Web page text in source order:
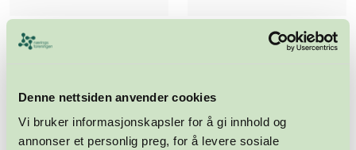
Denne nettsiden anvender cookies
Vi bruker informasjonskapsler for å gi innhold og
annonser et personlig preg, for å levere sosiale